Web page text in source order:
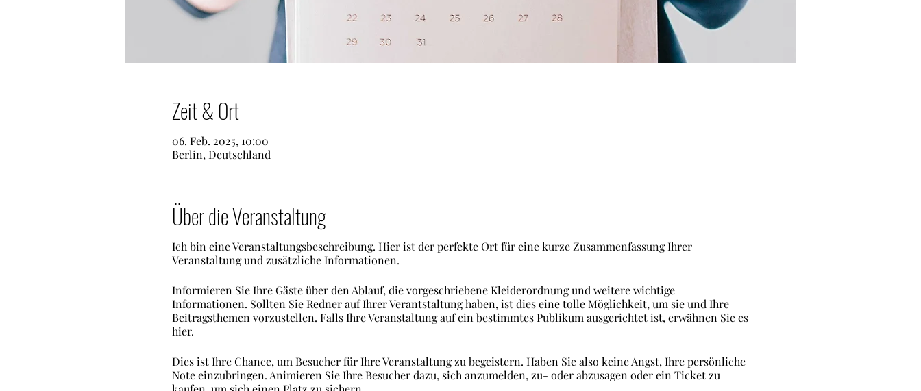
Zeit & Ort
06. Feb. 2025, 10:00
Berlin, Deutschland
Über die Veranstaltung
Ich bin eine Veranstaltungsbeschreibung. Hier ist der perfekte Ort für eine kurze Zusammenfassung Ihrer
Veranstaltung und zusätzliche Informationen.
Informieren Sie Ihre Gäste über den Ablauf, die vorgeschriebene Kleiderordnung und weitere wichtige
Informationen. Sollten Sie Redner auf Ihrer Verantstaltung haben, ist dies eine tolle Möglichkeit, um sie und Ihre
Beitragsthemen vorzustellen. Falls Ihre Veranstaltung auf ein bestimmtes Publikum ausgerichtet ist, erwähnen Sie es
hier.
Dies ist Ihre Chance, um Besucher für Ihre Veranstaltung zu begeistern. Haben Sie also keine Angst, Ihre persönliche
Note einzubringen. Animieren Sie Ihre Besucher dazu, sich anzumelden, zu- oder abzusagen oder ein Ticket zu